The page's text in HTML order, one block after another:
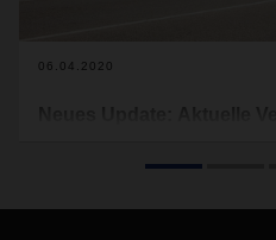
06.04.2020
Verladerestriktionen, welche